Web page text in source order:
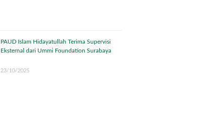
PAUD Islam Hidayatullah Terima Supervisi
Eksternal dari Ummi Foundation Surabaya
23/10/2025